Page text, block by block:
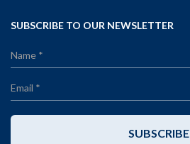
SUBSCRIBE TO OUR NEWSLETTER
SUBSCRIBE